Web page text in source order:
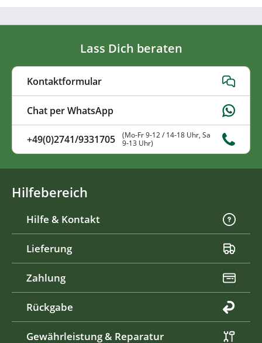
Lass Dich beraten
Kontaktformular
Chat per WhatsApp
+49(0)2741/9331705
(Mo-Fr 9-12 / 14-18 Uhr, Sa
9-13 Uhr)
Hilfebereich
Hilfe & Kontakt
Lieferung
Zahlung
Rückgabe
Gewährleistung & Reparatur